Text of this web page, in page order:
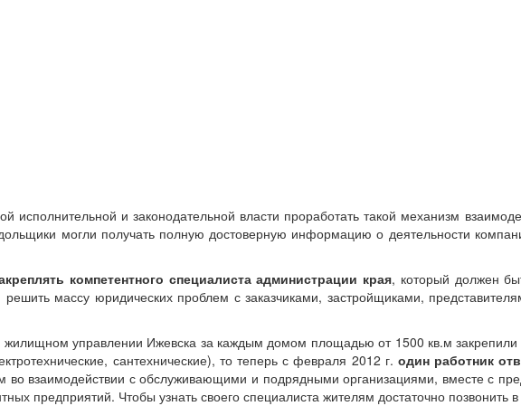
и законодательной власти проработать такой механизм
могли получать полную достоверную информацию о деятельности
компетентного специалиста администрации края, который должен
массу юридических проблем с заказчиками, застройщиками,
жилищном управлении Ижевска за каждым домом площадью от 1500 кв.м закрепили
сантехнические), то теперь с февраля 2012 г. один работник
взаимодействии с обслуживающими и подрядными организациями, вместе с
предприятий. Чтобы узнать своего специалиста жителям достаточно позвонить